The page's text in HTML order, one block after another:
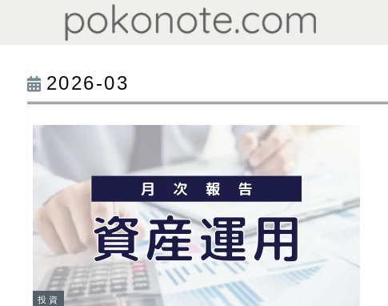
2026-03
投資